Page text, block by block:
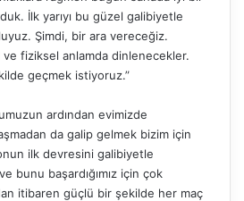
İlk yarıyı bu güzel galibiyetle
Şimdi, bir ara vereceğiz.
ve fiziksel anlamda dinlenecekler.
geçmek istiyoruz.”
ardından evimizde
da galip gelmek bizim için
ilk devresini galibiyetle
bunu başardığımız için çok
itibaren güçlü bir şekilde her maç